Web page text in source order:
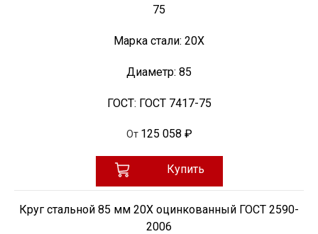
75
Марка стали: 20Х
Диаметр: 85
ГОСТ: ГОСТ 7417-75
От 125 058 ₽
Купить
Круг стальной 85 мм 20Х оцинкованный ГОСТ 2590-
2006